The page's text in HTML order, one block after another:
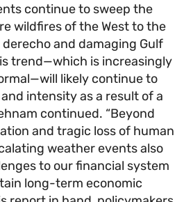
continue to sweep the
wildfires of the West to
derecho and damaging Gulf
This trend—which is
normal—will likely continue to
and intensity as a result of a
Behnam continued. “Beyond
and tragic loss of
weather events also
to our financial
long-term economic